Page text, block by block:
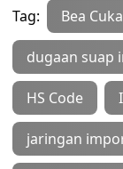
Tag: Bea
dugaan suap
HS Code
jaringan